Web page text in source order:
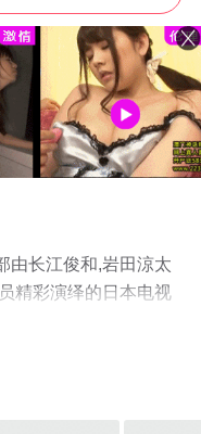
由长江俊和,岩田涼太
精彩演绎的日本电视
机免费观看高清未删
剧、电视猫或剧情